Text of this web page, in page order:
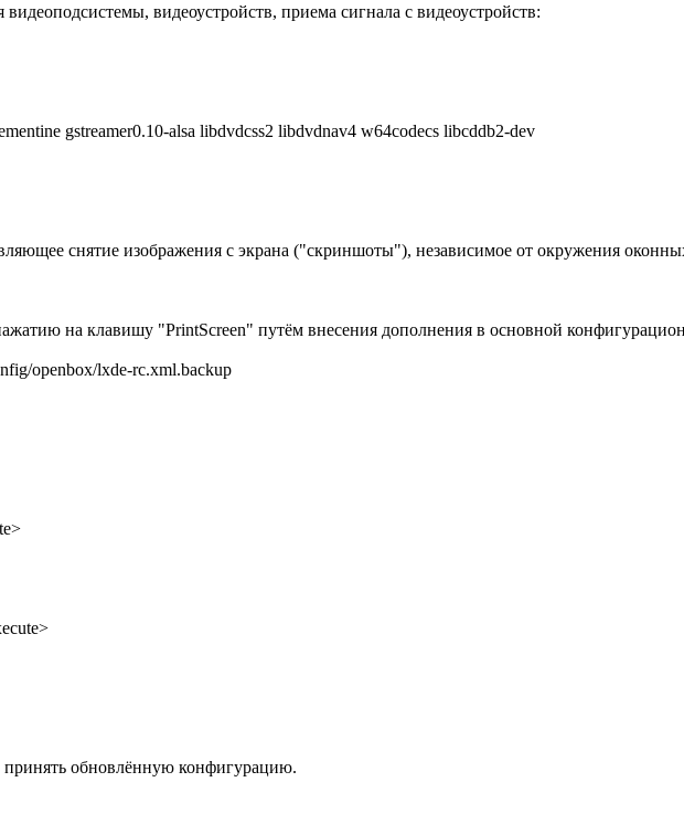
видеоустройств, приема сигнала с видеоустройств:
gstreamer0.10-alsa libdvdcss2 libdvdnav4 w64codecs libcddb2-dev
снятие изображения с экрана ("скриншоты"), независимое от окружения
на клавишу "PrintScreen" путём внесения дополнения в основной
openbox/lxde-rc.xml.backup
принять обновлённую конфигурацию.